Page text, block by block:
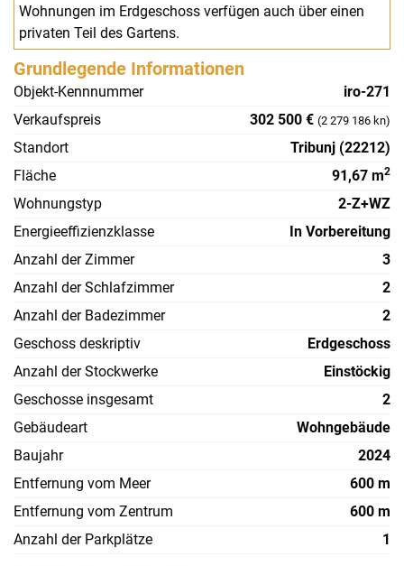
Wohnungen im Erdgeschoss verfügen auch über einen
privaten Teil des Gartens.
Grundlegende Informationen
Objekt-Kennnummer
iro-271
Verkaufspreis
302 500 € (2 279 186 kn)
Standort
Tribunj (22212)
Fläche
91,67 m2
Wohnungstyp
2-Z+WZ
Energieeffizienzklasse
In Vorbereitung
Anzahl der Zimmer
3
Anzahl der Schlafzimmer
2
Anzahl der Badezimmer
2
Geschoss deskriptiv
Erdgeschoss
Anzahl der Stockwerke
Einstöckig
Geschosse insgesamt
2
Gebäudeart
Wohngebäude
Baujahr
2024
Entfernung vom Meer
600 m
Entfernung vom Zentrum
600 m
Anzahl der Parkplätze
1